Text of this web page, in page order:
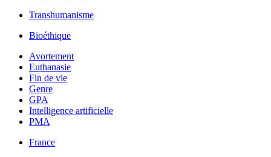
Transhumanisme
Bioéthique
Avortement
Euthanasie
Fin de vie
Genre
GPA
Intelligence artificielle
PMA
France